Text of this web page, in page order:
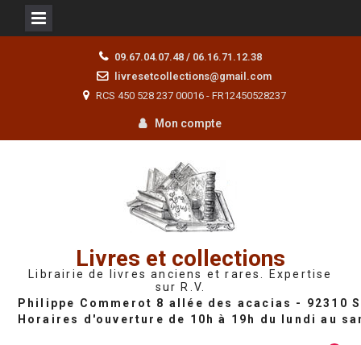
09.67.04.07.48 / 06.16.71.12.38
livresetcollections@gmail.com
RCS 450 528 237 00016 - FR12450528237
Mon compte
Livres et collections
Librairie de livres anciens et rares. Expertise
sur R.V.